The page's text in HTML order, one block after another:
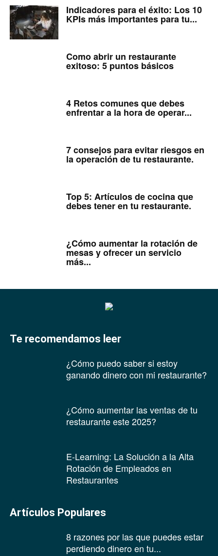
Indicadores para el éxito: Los 10
KPIs más importantes para tu...
Como abrir un restaurante
exitoso: 5 puntos básicos
4 Retos comunes que debes
enfrentar a la hora de operar...
7 consejos para evitar riesgos en
la operación de tu restaurante.
Top 5: Artículos de cocina que
debes tener en tu restaurante.
¿Cómo aumentar la rotación de
mesas y ofrecer un servicio
más...
Te recomendamos leer
¿Cómo puedo saber si estoy
ganando dinero con mi restaurante?
¿Cómo aumentar las ventas de tu
restaurante este 2025?
E-Learning: La Solución a la Alta
Rotación de Empleados en
Restaurantes
Artículos Populares
8 razones por las que puedes estar
perdiendo dinero en tu...